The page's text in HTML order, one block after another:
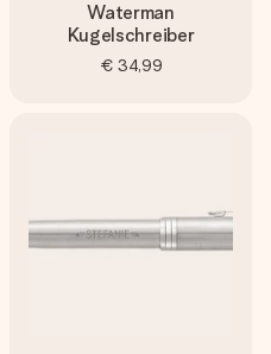
Waterman
Kugelschreiber
€ 34,99